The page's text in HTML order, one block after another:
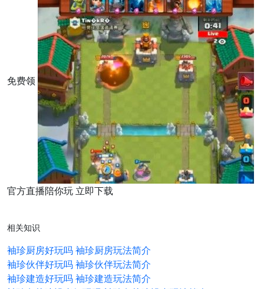
免费领
官方直播陪你玩 立即下载
相关知识
袖珍厨房好玩吗 袖珍厨房玩法简介
袖珍伙伴好玩吗 袖珍伙伴玩法简介
袖珍建造好玩吗 袖珍建造玩法简介